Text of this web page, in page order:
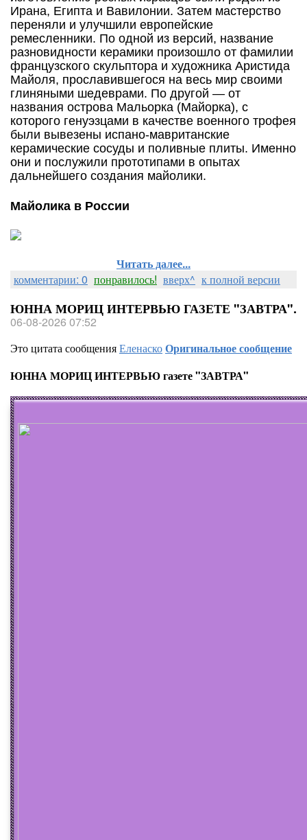
Ирана, Египта и Вавилонии. Затем мастерство
переняли и улучшили европейские
ремесленники. По одной из версий, название
разновидности керамики произошло от фамилии
французского скульптора и художника Аристида
Майоля, прославившегося на весь мир своими
глиняными шедеврами. По другой — от
названия острова Мальорка (Майорка), с
которого генуэзцами в качестве военного трофея
были вывезены испано-мавританские
керамические сосуды и поливные плиты. Именно
они и послужили прототипами в опытах
дальнейшего создания майолики.
Майолика в России
Читать далее...
комментарии: 0 понравилось! вверх^ к полной версии
ЮННА МОРИЦ ИНТЕРВЬЮ ГАЗЕТЕ "ЗАВТРА".
06-08-2026 07:52
Это цитата сообщенияЕленаскоОригинальное сообщение
ЮННА МОРИЦ ИНТЕРВЬЮ газете "ЗАВТРА"